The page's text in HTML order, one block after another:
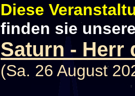
Diese
finden sie
Saturn - Herr
(Sa. 26 August